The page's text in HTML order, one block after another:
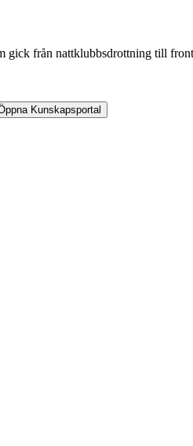
gick från nattklubbsdrottning till
Kunskapsportal